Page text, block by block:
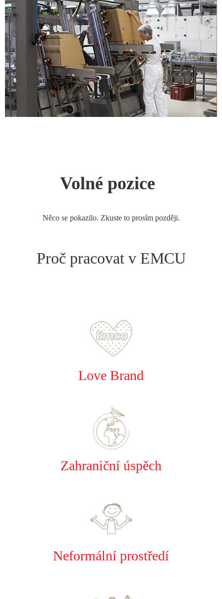
Volné pozice
Něco se pokazilo. Zkuste to prosím později.
Proč pracovat v EMCU
Love Brand
Zahraniční úspěch
Neformální prostředí